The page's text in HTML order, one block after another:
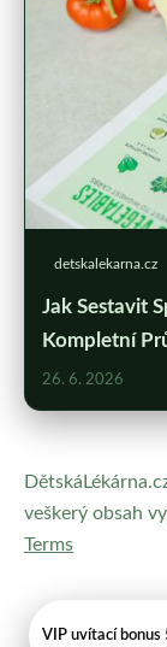
detskalekarna.cz
Jak Sestavit
Kompletní
26. 6. 2026
veškerý obsah
Terms